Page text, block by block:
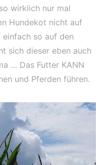
wirklich nur mal
Hundekot nicht auf
einfach so auf den
sich dieser eben auch
… Das Futter KANN
und Pferden führen.